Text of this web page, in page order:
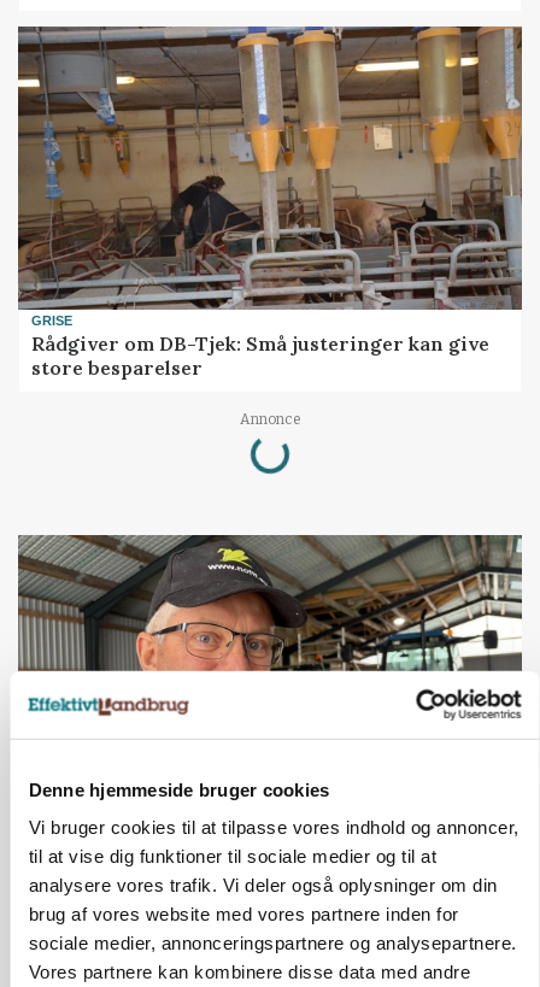
Denne hjemmeside bruger cookies
Vi bruger cookies til at tilpasse vores indhold og annoncer,
til at vise dig funktioner til sociale medier og til at
analysere vores trafik. Vi deler også oplysninger om din
brug af vores website med vores partnere inden for
sociale medier, annonceringspartnere og analysepartnere.
Vores partnere kan kombinere disse data med andre
GRISE
Rådgiver om DB-Tjek: Små justeringer kan give
store besparelser
Annonce
Loading...
POLITIK
»Nu stopper I«: Landbrugsdebattør og
protestgruppe vil demonstrere mod ny
gødskningslov
Annonce